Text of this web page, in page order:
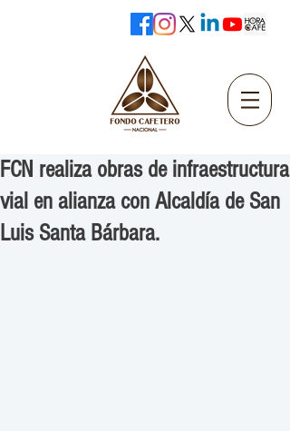
FCN realiza obras de infraestructura
vial en alianza con Alcaldía de San
Luis Santa Bárbara.